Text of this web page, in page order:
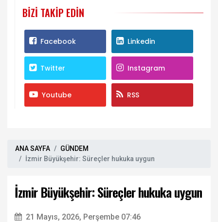
BIZI TAKIP EDIN
Facebook Linkedin
Twitter Instagram
Youtube RSS
ANA SAYFA
GÜNDEM
İzmir Büyükşehir: Süreçler hukuka uygun
İzmir Büyükşehir: Süreçler hukuka uygun
21 Mayıs, 2026, Perşembe 07:46